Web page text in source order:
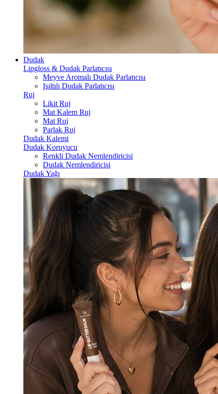
Dudak
Lipgloss & Dudak Parlatıcısı
Meyve Aromalı Dudak Parlatıcısı
Işıltılı Dudak Parlatıcısı
Ruj
Likit Ruj
Mat Kalem Ruj
Mat Ruj
Parlak Ruj
Dudak Kalemi
Dudak Koruyucu
Renkli Dudak Nemlendiricisi
Dudak Nemlendiricisi
Dudak Yağı